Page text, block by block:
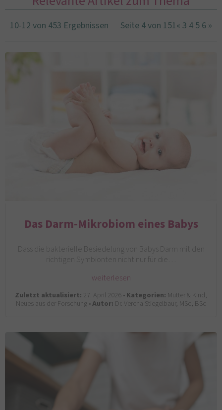
10-12 von 453 Ergebnissen Seite 4 von 151« 3 4 5 6 »
Das Darm-Mikrobiom eines Babys
Dass die bakterielle Besiedelung von Babys Darm mit den
richtigen Symbionten nicht nur für die…
weiterlesen
Zuletzt aktualisiert: 27. April 2026 •Kategorien: Mutter & Kind,
Neues aus der Forschung •Autor: Dr. Verena Stiegelbaur, MSc, BSc